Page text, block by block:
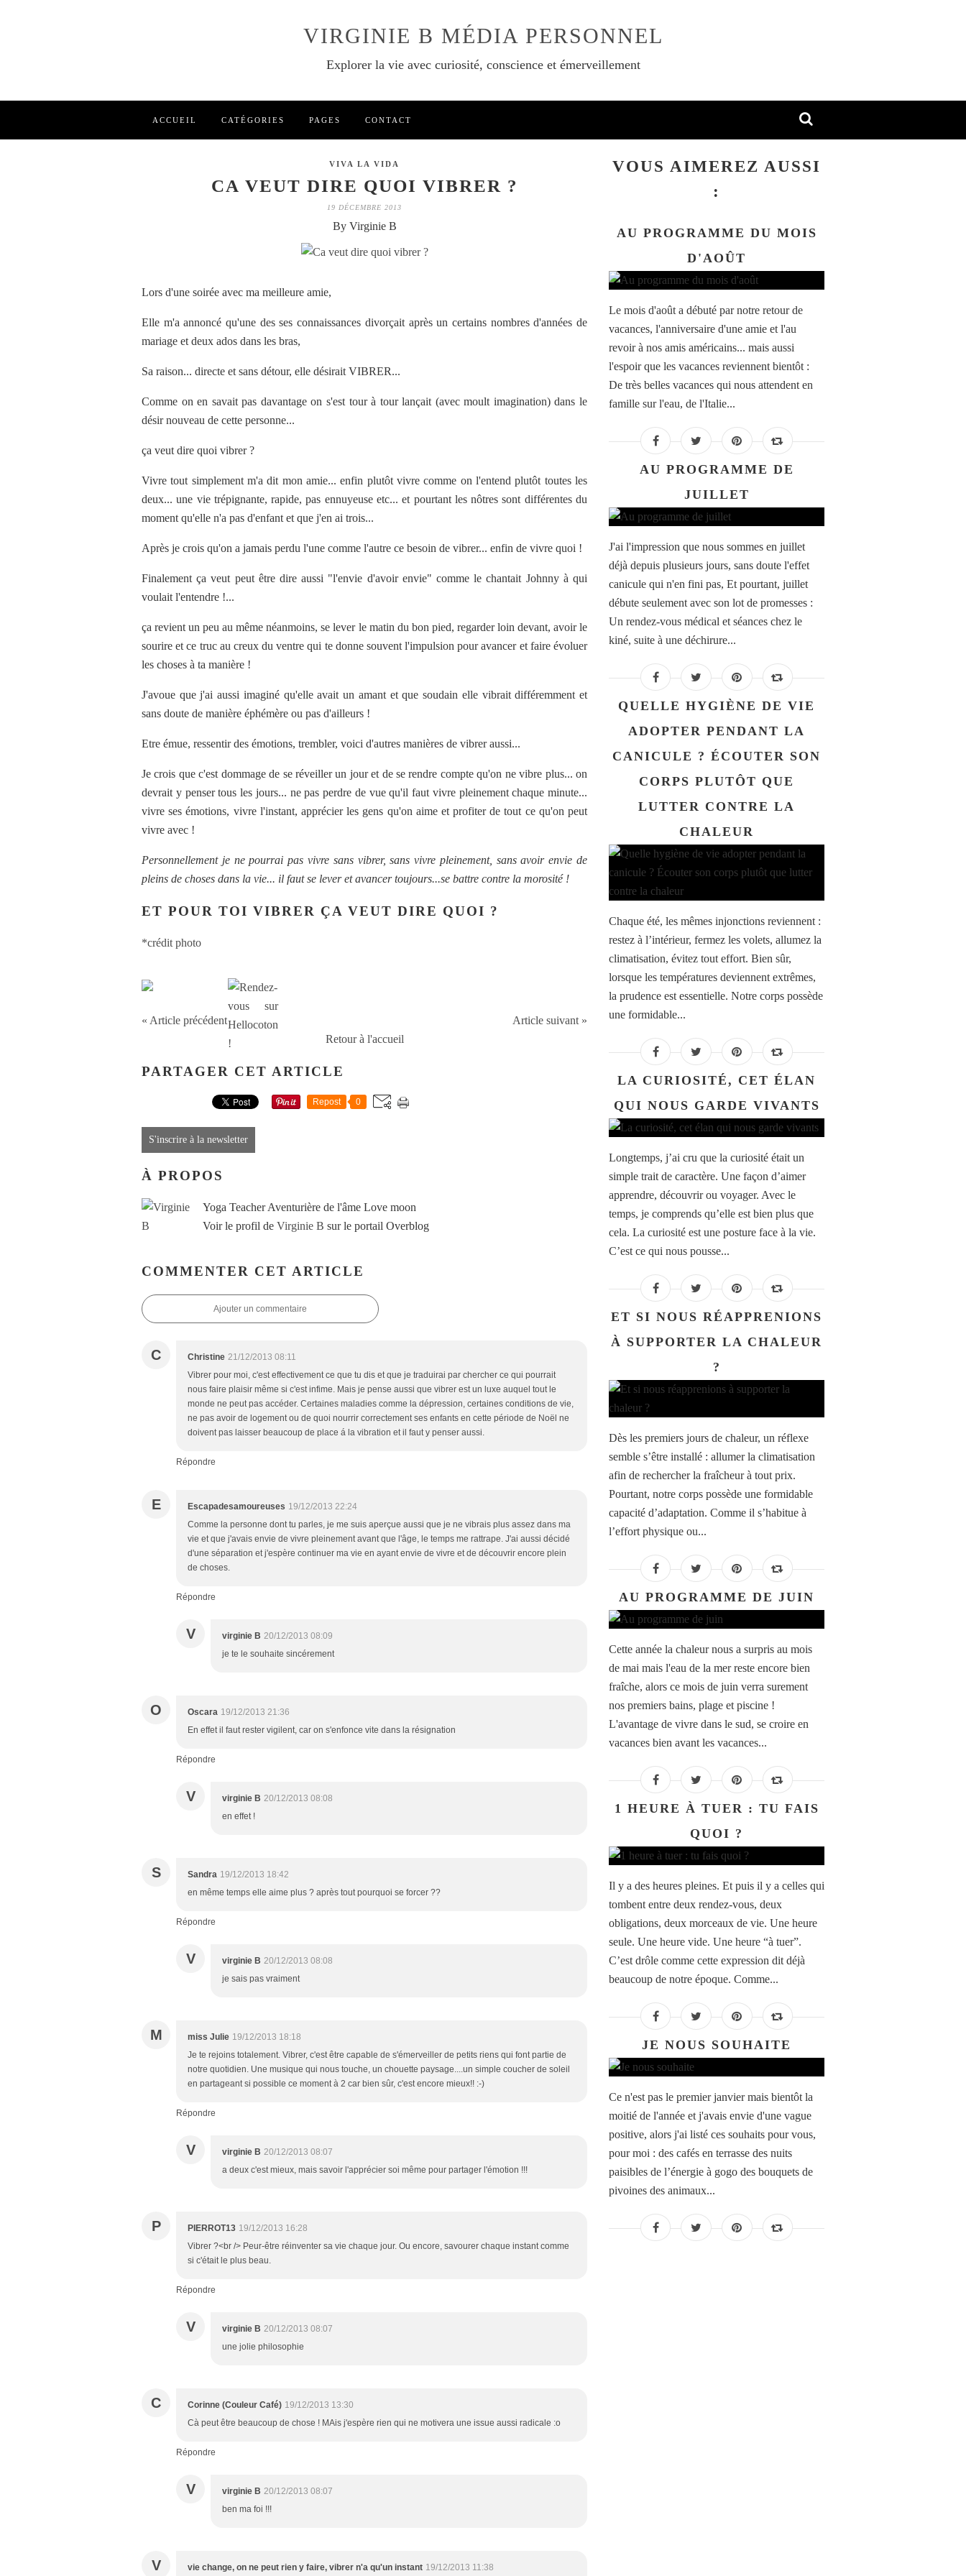
VIRGINIE B MÉDIA PERSONNEL
Explorer la vie avec curiosité, conscience et émerveillement
ACCUEIL CATÉGORIES PAGES CONTACT
VIVA LA VIDA
CA VEUT DIRE QUOI VIBRER ?
19 DÉCEMBRE 2013
By Virginie B
Lors d'une soirée avec ma meilleure amie,
Elle m'a annoncé qu'une des ses connaissances divorçait après un certains nombres d'années de
mariage et deux ados dans les bras,
Sa raison... directe et sans détour, elle désirait VIBRER...
Comme on en savait pas davantage on s'est tour à tour lançait (avec moult imagination) dans le
désir nouveau de cette personne...
ça veut dire quoi vibrer ?
Vivre tout simplement m'a dit mon amie... enfin plutôt vivre comme on l'entend plutôt toutes les
deux... une vie trépignante, rapide, pas ennuyeuse etc... et pourtant les nôtres sont différentes du
moment qu'elle n'a pas d'enfant et que j'en ai trois...
Après je crois qu'on a jamais perdu l'une comme l'autre ce besoin de vibrer... enfin de vivre quoi !
Finalement ça veut peut être dire aussi "l'envie d'avoir envie" comme le chantait Johnny à qui
voulait l'entendre !...
ça revient un peu au même néanmoins, se lever le matin du bon pied, regarder loin devant, avoir le
sourire et ce truc au creux du ventre qui te donne souvent l'impulsion pour avancer et faire évoluer
les choses à ta manière !
J'avoue que j'ai aussi imaginé qu'elle avait un amant et que soudain elle vibrait différemment et
sans doute de manière éphémère ou pas d'ailleurs !
Etre émue, ressentir des émotions, trembler, voici d'autres manières de vibrer aussi...
Je crois que c'est dommage de se réveiller un jour et de se rendre compte qu'on ne vibre plus... on
devrait y penser tous les jours... ne pas perdre de vue qu'il faut vivre pleinement chaque minute...
vivre ses émotions, vivre l'instant, apprécier les gens qu'on aime et profiter de tout ce qu'on peut
vivre avec !
Personnellement je ne pourrai pas vivre sans vibrer, sans vivre pleinement, sans avoir envie de
pleins de choses dans la vie... il faut se lever et avancer toujours...se battre contre la morosité !
ET POUR TOI VIBRER ÇA VEUT DIRE QUOI ?
*crédit photo
« Article précédent
Article suivant »
Retour à l'accueil
PARTAGER CET ARTICLE
Repost 0
S'inscrire à la newsletter
À PROPOS
Yoga Teacher Aventurière de l'âme Love moon
Voir le profil de Virginie B sur le portail Overblog
COMMENTER CET ARTICLE
Ajouter un commentaire
C Christine 21/12/2013 08:11
Vibrer pour moi, c'est effectivement ce que tu dis et que je traduirai par chercher ce qui pourrait
nous faire plaisir même si c'est infime. Mais je pense aussi que vibrer est un luxe auquel tout le
monde ne peut pas accéder. Certaines maladies comme la dépression, certaines conditions de vie,
ne pas avoir de logement ou de quoi nourrir correctement ses enfants en cette période de Noël ne
doivent pas laisser beaucoup de place á la vibration et il faut y penser aussi.
Répondre
E Escapadesamoureuses 19/12/2013 22:24
Comme la personne dont tu parles, je me suis aperçue aussi que je ne vibrais plus assez dans ma
vie et que j'avais envie de vivre pleinement avant que l'âge, le temps me rattrape. J'ai aussi décidé
d'une séparation et j'espère continuer ma vie en ayant envie de vivre et de découvrir encore plein
de choses.
Répondre
V virginie B 20/12/2013 08:09
je te le souhaite sincérement
O Oscara 19/12/2013 21:36
En effet il faut rester vigilent, car on s'enfonce vite dans la résignation
Répondre
V virginie B 20/12/2013 08:08
en effet !
S Sandra 19/12/2013 18:42
en même temps elle aime plus ? après tout pourquoi se forcer ??
Répondre
V virginie B 20/12/2013 08:08
je sais pas vraiment
M miss Julie 19/12/2013 18:18
Je te rejoins totalement. Vibrer, c'est être capable de s'émerveiller de petits riens qui font partie de
notre quotidien. Une musique qui nous touche, un chouette paysage....un simple coucher de soleil
en partageant si possible ce moment à 2 car bien sûr, c'est encore mieux!! :-)
Répondre
V virginie B 20/12/2013 08:07
a deux c'est mieux, mais savoir l'apprécier soi même pour partager l'émotion !!!
P PIERROT13 19/12/2013 16:28
Vibrer ?<br /> Peur-être réinventer sa vie chaque jour. Ou encore, savourer chaque instant comme
si c'était le plus beau.
Répondre
V virginie B 20/12/2013 08:07
une jolie philosophie
C Corinne (Couleur Café) 19/12/2013 13:30
Cà peut être beaucoup de chose ! MAis j'espère rien qui ne motivera une issue aussi radicale :o
Répondre
V virginie B 20/12/2013 08:07
ben ma foi !!!
V vie change, on ne peut rien y faire, vibrer n'a qu'un instant 19/12/2013 11:38
VOUS AIMEREZ AUSSI
:
AU PROGRAMME DU MOIS
D'AOÛT
Le mois d'août a débuté par notre retour de
vacances, l'anniversaire d'une amie et l'au
revoir à nos amis américains... mais aussi
l'espoir que les vacances reviennent bientôt :
De très belles vacances qui nous attendent en
famille sur l'eau, de l'Italie...
AU PROGRAMME DE
JUILLET
J'ai l'impression que nous sommes en juillet
déjà depuis plusieurs jours, sans doute l'effet
canicule qui n'en fini pas, Et pourtant, juillet
débute seulement avec son lot de promesses :
Un rendez-vous médical et séances chez le
kiné, suite à une déchirure...
QUELLE HYGIÈNE DE VIE
ADOPTER PENDANT LA
CANICULE ? ÉCOUTER SON
CORPS PLUTÔT QUE
LUTTER CONTRE LA
CHALEUR
Chaque été, les mêmes injonctions reviennent :
restez à l’intérieur, fermez les volets, allumez la
climatisation, évitez tout effort. Bien sûr,
lorsque les températures deviennent extrêmes,
la prudence est essentielle. Notre corps possède
une formidable...
LA CURIOSITÉ, CET ÉLAN
QUI NOUS GARDE VIVANTS
Longtemps, j’ai cru que la curiosité était un
simple trait de caractère. Une façon d’aimer
apprendre, découvrir ou voyager. Avec le
temps, je comprends qu’elle est bien plus que
cela. La curiosité est une posture face à la vie.
C’est ce qui nous pousse...
ET SI NOUS RÉAPPRENIONS
À SUPPORTER LA CHALEUR
?
Dès les premiers jours de chaleur, un réflexe
semble s’être installé : allumer la climatisation
afin de rechercher la fraîcheur à tout prix.
Pourtant, notre corps possède une formidable
capacité d’adaptation. Comme il s’habitue à
l’effort physique ou...
AU PROGRAMME DE JUIN
Cette année la chaleur nous a surpris au mois
de mai mais l'eau de la mer reste encore bien
fraîche, alors ce mois de juin verra surement
nos premiers bains, plage et piscine !
L'avantage de vivre dans le sud, se croire en
vacances bien avant les vacances...
1 HEURE À TUER : TU FAIS
QUOI ?
Il y a des heures pleines. Et puis il y a celles qui
tombent entre deux rendez-vous, deux
obligations, deux morceaux de vie. Une heure
seule. Une heure vide. Une heure “à tuer”.
C’est drôle comme cette expression dit déjà
beaucoup de notre époque. Comme...
JE NOUS SOUHAITE
Ce n'est pas le premier janvier mais bientôt la
moitié de l'année et j'avais envie d'une vague
positive, alors j'ai listé ces souhaits pour vous,
pour moi : des cafés en terrasse des nuits
paisibles de l’énergie à gogo des bouquets de
pivoines des animaux...